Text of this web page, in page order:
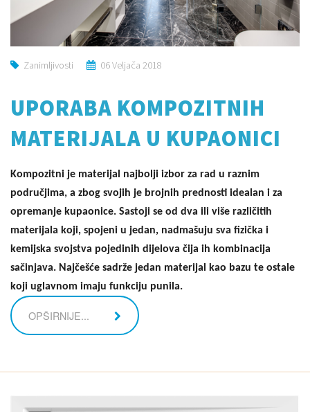
Zanimljivosti 06 Veljača 2018
UPORABA KOMPOZITNIH
MATERIJALA U KUPAONICI
Kompozitni je materijal najbolji izbor za rad u raznim
područjima, a zbog svojih je brojnih prednosti idealan i za
opremanje kupaonice. Sastoji se od dva ili više različitih
materijala koji, spojeni u jedan, nadmašuju sva fizička i
kemijska svojstva pojedinih dijelova čija ih kombinacija
sačinjava. Najčešće sadrže jedan materijal kao bazu te ostale
koji uglavnom imaju funkciju punila.
OPŠIRNIJE...